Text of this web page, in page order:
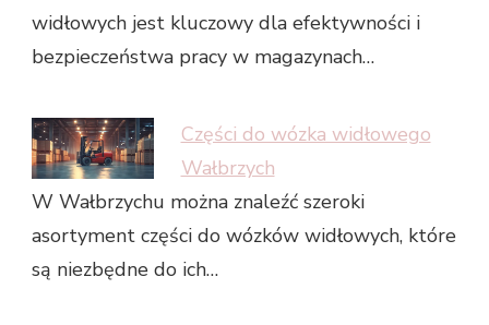
widłowych jest kluczowy dla efektywności i
bezpieczeństwa pracy w magazynach…
Części do wózka widłowego
Wałbrzych
W Wałbrzychu można znaleźć szeroki
asortyment części do wózków widłowych, które
są niezbędne do ich…